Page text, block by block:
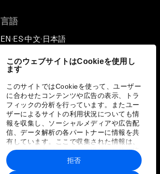
このウェブサイトはCookieを使用し
ます
このサイトではCookieを使って、ユーザー
に合わせたコンテンツや広告の表示、トラ
フィックの分析を行っています。またユー
ザーによるサイトの利用状況についても情
報を収集し、ソーシャルメディアや広告配
信、データ解析の各パートナーに情報を共
有しています。ここで収集された情報は、
ユーザーが各パートナーに提供した他の情
報や各パートナーのサービスを使用した際
に収集された情報と組み合わされ、各パー
拒否
言語
EN ▪ ES▪中文▪ 日本語